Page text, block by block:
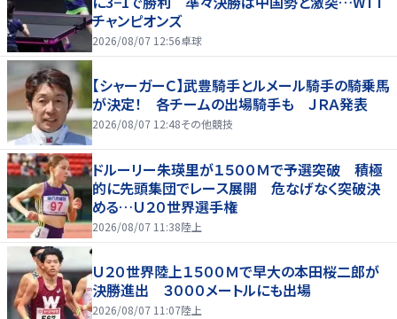
チャンピオンズ
2026/08/07 12:56卓球
【シャーガーＣ】武豊騎手とルメール騎手の騎乗馬
が決定！ 各チームの出場騎手も ＪＲＡ発表
2026/08/07 12:48その他競技
ドルーリー朱瑛里が１５００Ｍで予選突破 積極
的に先頭集団でレース展開 危なげなく突破決
める…Ｕ２０世界選手権
2026/08/07 11:38陸上
Ｕ２０世界陸上１５００Ｍで早大の本田桜二郎が
決勝進出 ３０００メートルにも出場
2026/08/07 11:07陸上